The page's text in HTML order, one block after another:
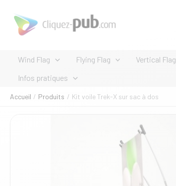
contenu
Wind Flag
Flying Flag Vertical Flag
Infos pratiques
Accueil Produits Kit voile Trek-X sur sac à dos